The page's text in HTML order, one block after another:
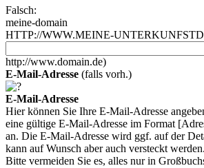
Falsch:
meine-domain
HTTP://WWW.MEINE-
http://www.domain.de)
E-Mail-Adresse (falls vorh.)
E-Mail-Adresse
Hier können Sie Ihre E-Mail-Adresse
eine gültige E-Mail-Adresse im Format
an. Die E-Mail-Adresse wird ggf. auf der
kann auf Wunsch aber auch versteckt werden.
Bitte vermeiden Sie es, alles nur in